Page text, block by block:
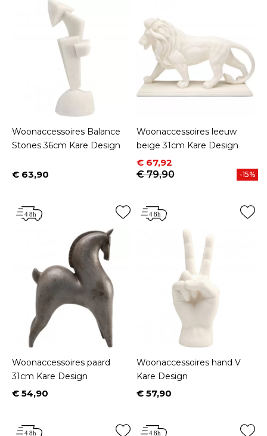
Woonaccessoires Balance
Stones 36cm Kare Design
Prijs
€ 63,90
Woonaccessoires leeuw
beige 31cm Kare Design
Prijs
€ 67,92
Normale prijs
€ 79,90
-15%
Woonaccessoires paard
31cm Kare Design
Prijs
€ 54,90
Woonaccessoires hand V
Kare Design
Prijs
€ 57,90